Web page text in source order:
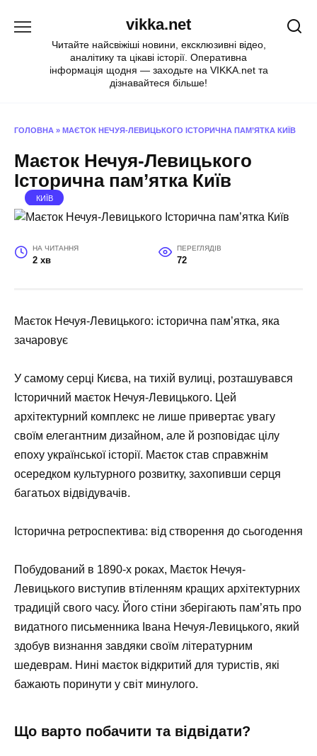
vikka.net
Читайте найсвіжіші новини, ексклюзивні відео,
аналітику та цікаві історії. Оперативна
інформація щодня — заходьте на VIKKA.net та
дізнавайтеся більше!
ГОЛОВНА » МАЄТОК НЕЧУЯ-ЛЕВИЦЬКОГО ІСТОРИЧНА ПАМ’ЯТКА КИЇВ
Маєток Нечуя-Левицького
Історична пам’ятка Київ
КИЇВ
НА ЧИТАННЯ
2 хв
ПЕРЕГЛЯДІВ
72
Маєток Нечуя-Левицького: історична пам’ятка, яка
зачаровує
У самому серці Києва, на тихій вулиці, розташувався
Історичний маєток Нечуя-Левицького. Цей
архітектурний комплекс не лише привертає увагу
своїм елегантним дизайном, але й розповідає цілу
епоху української історії. Маєток став справжнім
осередком культурного розвитку, захопивши серця
багатьох відвідувачів.
Історична ретроспектива: від створення до сьогодення
Побудований в 1890-х роках, Маєток Нечуя-
Левицького виступив втіленням кращих архітектурних
традицій свого часу. Його стіни зберігають пам’ять про
видатного письменника Івана Нечуя-Левицького, який
здобув визнання завдяки своїм літературним
шедеврам. Нині маєток відкритий для туристів, які
бажають поринути у світ минулого.
Що варто побачити та відвідати?